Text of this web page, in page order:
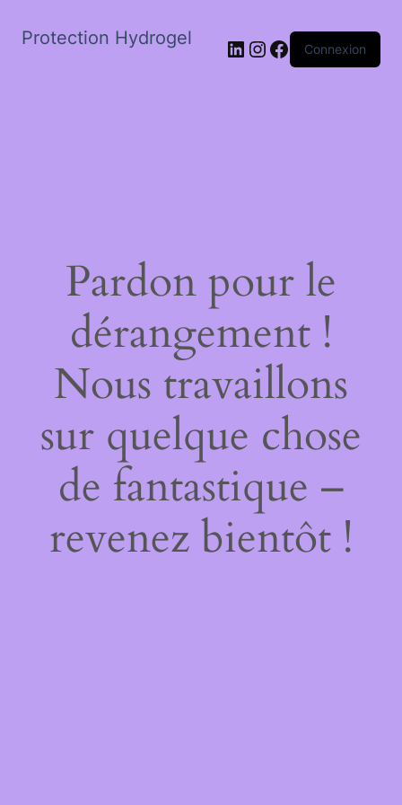
Protection Hydrogel LinkedIn
Instagram
Facebook
Connexion
Pardon pour le
dérangement !
Nous travaillons
sur quelque chose
de fantastique –
revenez bientôt !